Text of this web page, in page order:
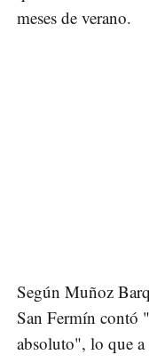
meses de verano.
Según Muñoz
San Fermín contó
absoluto", lo que